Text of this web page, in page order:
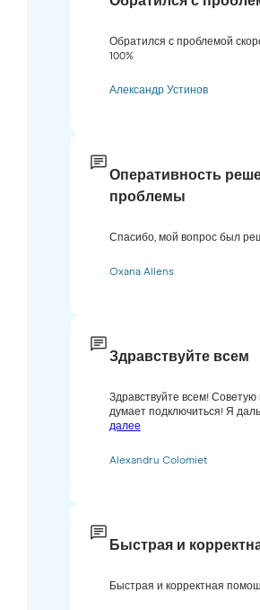
Обратился с проблемой
100%
Александр Устинов
Оперативность
проблемы
Спасибо, мой вопрос был
Oxana Allens
Здравствуйте всем
Здравствуйте всем! Советую
думает подключиться! Я
далее
Alexandru Colomiet
Быстрая и
Быстрая и корректная